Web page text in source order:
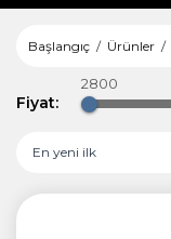
Başlangıç Ürünler
Fiyat:
2800
En yeni ilk